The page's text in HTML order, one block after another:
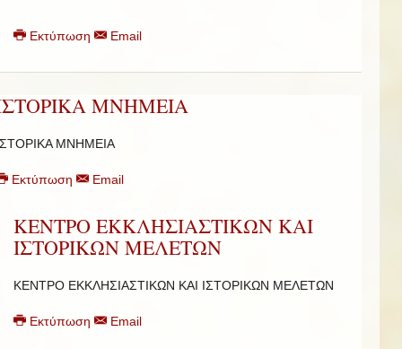
Εκτύπωση Email
ΜΝΗΜΕΙΑ
ΜΝΗΜΕΙΑ
Εκτύπωση Email
ΚΕΝΤΡΟ ΕΚΚΛΗΣΙΑΣΤΙΚΩΝ ΚΑΙ
ΙΣΤΟΡΙΚΩΝ ΜΕΛΕΤΩΝ
ΚΕΝΤΡΟ ΕΚΚΛΗΣΙΑΣΤΙΚΩΝ ΚΑΙ ΙΣΤΟΡΙΚΩΝ ΜΕΛΕΤΩΝ
Εκτύπωση Email